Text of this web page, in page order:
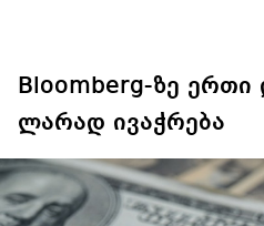
Bloomberg-ზე
ლარად ივაჭრება